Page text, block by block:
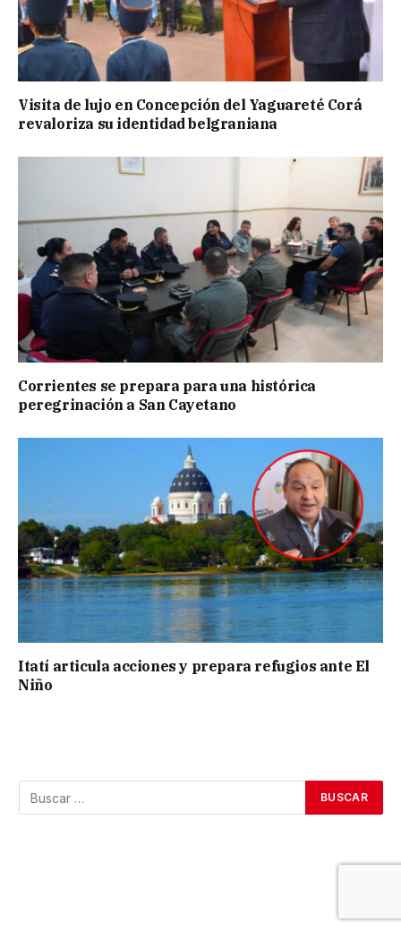
Visita de lujo en Concepción del Yaguareté Corá
revaloriza su identidad belgraniana
Corrientes se prepara para una histórica
peregrinación a San Cayetano
Itatí articula acciones y prepara refugios ante El
Niño